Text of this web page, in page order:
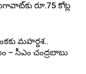
రూ.75 కోట్ల
మహర్దశ..
సీఎం చంద్రబాబు